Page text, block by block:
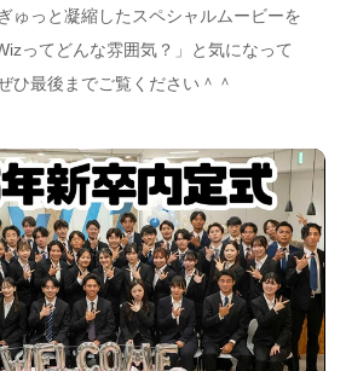
ゅっと凝縮したスペシャルムービーを
ってどんな雰囲気？」と気になって
ひ最後までご覧ください＾＾